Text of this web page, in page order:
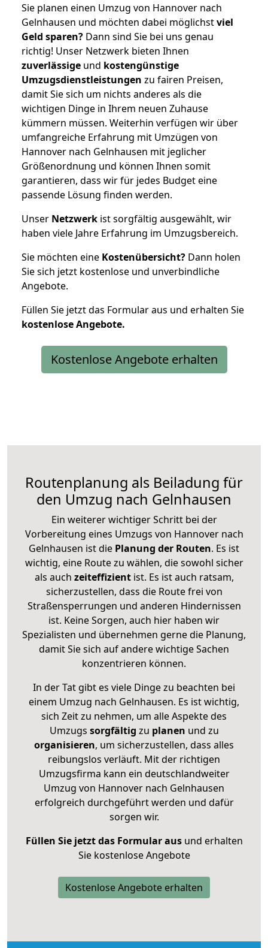
Sie planen einen Umzug von Hannover nach
Gelnhausen und möchten dabei möglichstviel
Geld sparen? Dann sind Sie bei uns genau
richtig! Unser Netzwerk bieten Ihnen
zuverlässige und kostengünstige
Umzugsdienstleistungen zu fairen Preisen,
damit Sie sich um nichts anderes als die
wichtigen Dinge in Ihrem neuen Zuhause
kümmern müssen. Weiterhin verfügen wir über
umfangreiche Erfahrung mit Umzügen von
Hannover nach Gelnhausen mit jeglicher
Größenordnung und können Ihnen somit
garantieren, dass wir für jedes Budget eine
passende Lösung finden werden.
Unser Netzwerk ist sorgfältig ausgewählt, wir
haben viele Jahre Erfahrung im Umzugsbereich.
Sie möchten eine Kostenübersicht? Dann holen
Sie sich jetzt kostenlose und unverbindliche
Angebote.
Füllen Sie jetzt das Formular aus und erhalten Sie
kostenloseAngebote.
Kostenlose Angebote erhalten
Routenplanung als Beiladung für
den Umzug nach Gelnhausen
Ein weiterer wichtiger Schritt bei der
Vorbereitung eines Umzugs von Hannover nach
Gelnhausen ist die Planung der Routen. Es ist
wichtig, eine Route zu wählen, die sowohl sicher
als auch zeiteffizientist. Es ist auch ratsam,
sicherzustellen, dass die Route frei von
Straßensperrungen und anderen Hindernissen
ist. Keine Sorgen, auch hier haben wir
Spezialisten und übernehmen gerne die Planung,
damit Sie sich auf andere wichtige Sachen
konzentrieren können.
In der Tat gibt es viele Dinge zu beachten bei
einem Umzug nach Gelnhausen. Es ist wichtig,
sich Zeit zu nehmen, um alle Aspekte des
Umzugs sorgfältig zu planen und zu
organisieren, um sicherzustellen, dass alles
reibungslos verläuft. Mit der richtigen
Umzugsfirma kann ein deutschlandweiter
Umzug von Hannover nach Gelnhausen
erfolgreich durchgeführt werden und dafür
sorgen wir.
Füllen Sie jetzt das Formular ausund erhalten
Sie kostenlose Angebote
Kostenlose Angebote erhalten